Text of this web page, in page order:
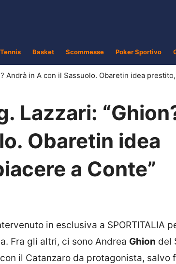
Tennis Basket Scommesse Poker Sportivo
Andrà in A con il Sassuolo. Obaretin idea
Lazzari:
Obaretin idea
a Conte”
in esclusiva a SPORTITALIA
Fra gli altri, ci sono Andrea Ghion del
il Catanzaro da protagonista, salvo